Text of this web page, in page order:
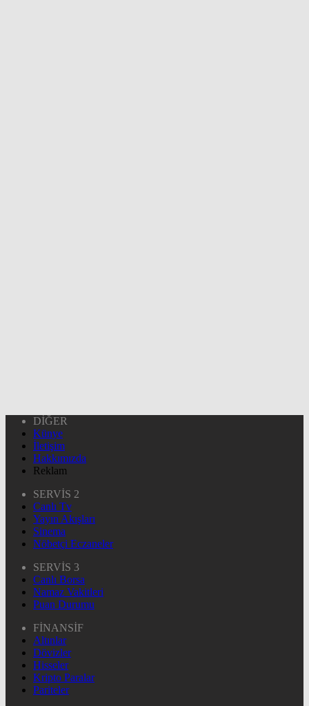
DİĞER
Künye
İletişim
Hakkımızda
Reklam
SERVİS 2
Canlı Tv
Yayın Akışları
Sinema
Nöbetçi Eczaneler
SERVİS 3
Canlı Borsa
Namaz Vakitleri
Puan Durumu
FİNANSİF
Altınlar
Dövizler
Hisseler
Kripto Paralar
Pariteler